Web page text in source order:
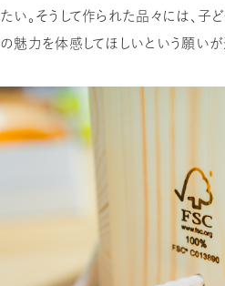
たい。そうして作られた品々には、子
の魅力を体感してほしいという願いが